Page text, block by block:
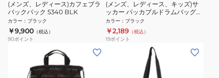
(メンズ、レディース)カフェブラ
バックパック 5340 BLK
カラー ： ブラック
￥9,900 （税込）
90ポイント
(メンズ、レディース、キッズ)サ
ッカー パッカブルドラムバッグ
SH-23B05 BLK
カラー ： ブラック
￥2,189 （税込）
19ポイント